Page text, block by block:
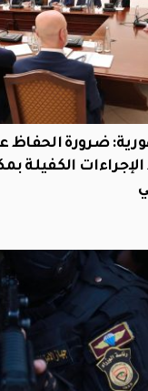
ضرورة الحفاظ
الإجراءات الكفيلة